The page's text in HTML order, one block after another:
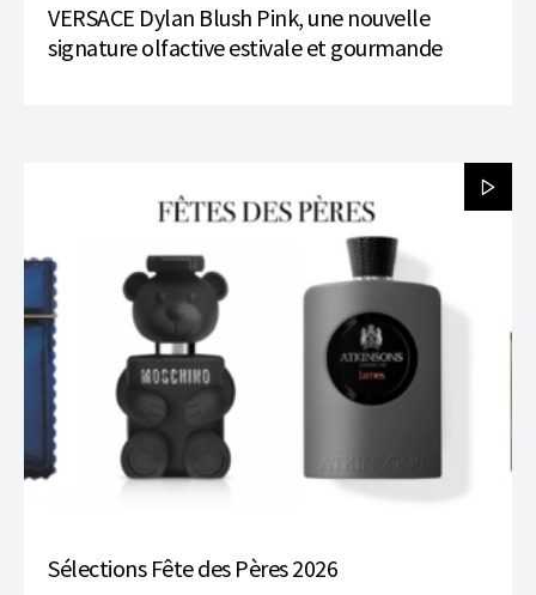
VERSACE Dylan Blush Pink, une nouvelle
signature olfactive estivale et gourmande
Sélections Fête des Pères 2026